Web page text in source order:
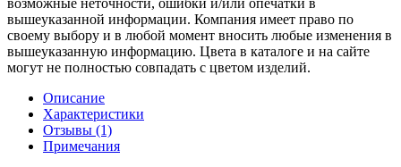
вышеуказанной информации. Компания имеет право по
своему выбору и в любой момент вносить любые изменения в
вышеуказанную информацию. Цвета в каталоге и на сайте
могут не полностью совпадать с цветом изделий.
Описание
Характеристики
Отзывы (1)
Примечания